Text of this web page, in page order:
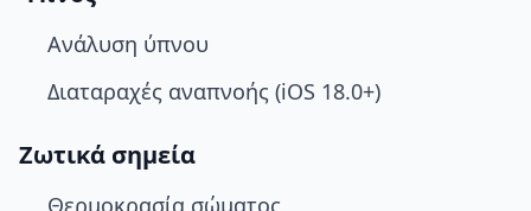
Ανάλυση ύπνου
Διαταραχές αναπνοής (iOS 18.0+)
Ζωτικά σημεία
Θερμοκρασία σώματος